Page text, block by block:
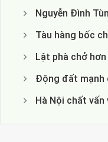
Nguyễn Đình
Tàu hàng bốc
Lật phà chở
Động đất mạnh
Hà Nội chất